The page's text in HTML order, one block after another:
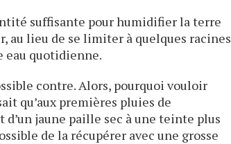
suffisante pour humidifier la terre
au lieu de se limiter à quelques racines
eau quotidienne.
contre. Alors, pourquoi vouloir
qu’aux premières pluies de
jaune paille sec à une teinte plus
de la récupérer avec une grosse